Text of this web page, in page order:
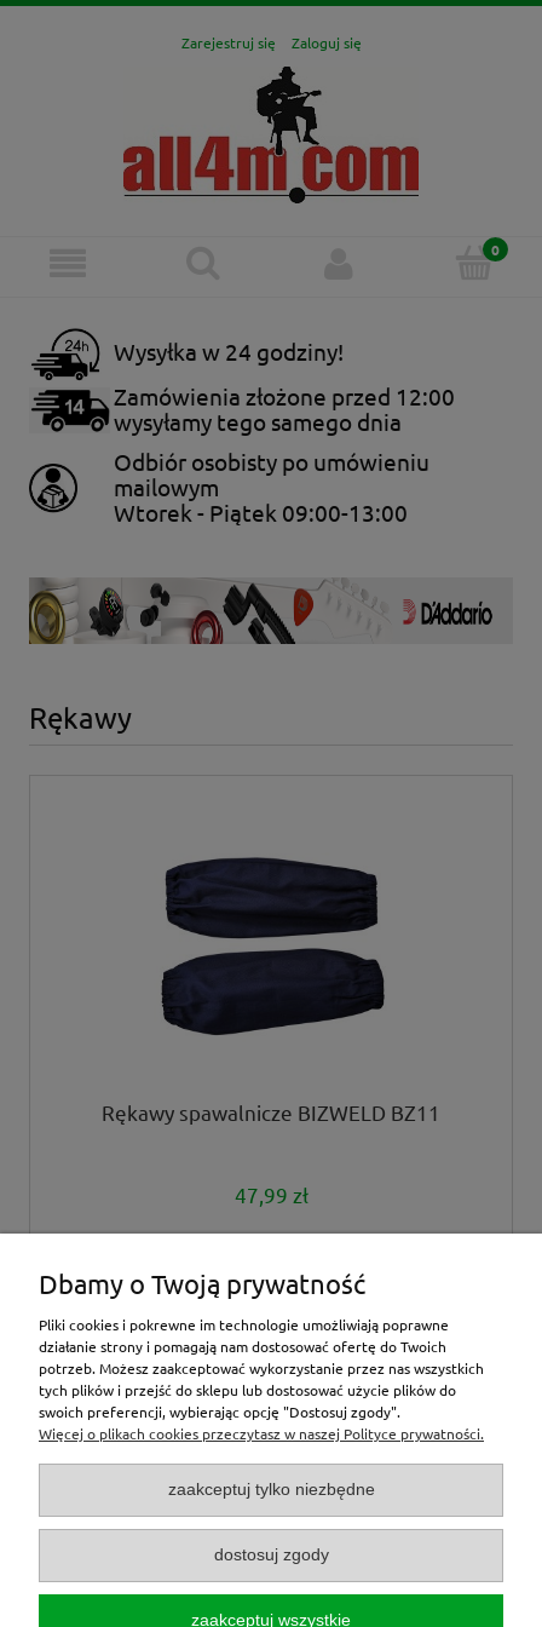
Zarejestruj się Zaloguj się
Wysyłka w 24 godziny!
Zamówienia złożone przed 12:00
wysyłamy tego samego dnia
Odbiór osobisty po umówieniu
mailowym
Wtorek - Piątek 09:00-13:00
Rękawy
Rękawy spawalnicze BIZWELD BZ11
47,99 zł
inne
Moje konto
O nas
Zamówienia
Dbamy o Twoją prywatność
Pliki cookies i pokrewne im technologie umożliwiają poprawne
działanie strony i pomagają nam dostosować ofertę do Twoich
potrzeb. Możesz zaakceptować wykorzystanie przez nas wszystkich
tych plików i przejść do sklepu lub dostosować użycie plików do
swoich preferencji, wybierając opcję "Dostosuj zgody".
Więcej o plikach cookies przeczytasz w naszej Polityce prywatności.
zaakceptuj tylko niezbędne
dostosuj zgody
zaakceptuj wszystkie